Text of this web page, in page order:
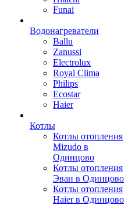
Funai
Водонагреватели
Ballu
Zanussi
Electrolux
Royal Clima
Philips
Ecostar
Haier
Котлы
Котлы отопления
Mizudo в
Одинцово
Котлы отопления
Эван в Одинцово
Котлы отопления
Haier в Одинцово